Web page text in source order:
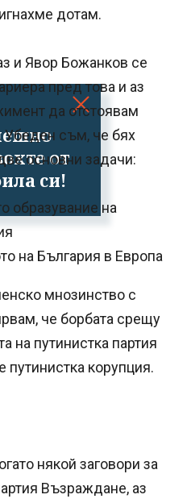
от
си!
дотам.
и Явор Божанков се
пред това и аз
да отстоявам
Убеден съм, че бях
основни задачи:
образувание на
на България в Европа
мнозинство с
че борбата срещу
на путинистка партия
корупция.
някой заговори за
Възраждане, аз